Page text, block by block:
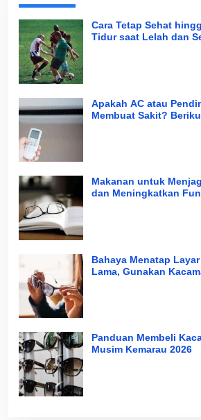
Cara Tetap Sehat
Tidur saat Lelah dan
Apakah AC atau
Membuat Sakit?
Makanan untuk
dan Meningkatkan
Bahaya Menatap
Lama, Gunakan
Panduan Membeli
Musim Kemarau 2026